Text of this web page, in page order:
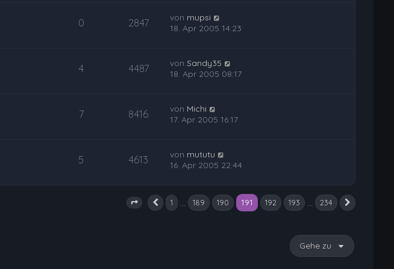
0 2847 von mupsi
18. Apr 2005 14:23
4 4487 vonSandy35
18. Apr 2005 08:17
7 8416 von Michi
17. Apr 2005 16:17
5 4613 von mututu
16. Apr 2005 22:44
Seite 191 von 234
Vorherige
1 189 190 191 192 193 234
Gehe zu